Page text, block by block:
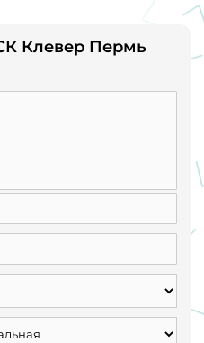
Клевер Пермь